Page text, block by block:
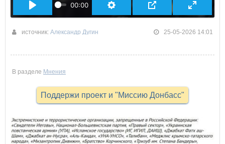
00:00
источник: Александр Дугин 25-05-2026 14:01
В разделе Мнения
Поддержи проект и "Миссию Донбасс"